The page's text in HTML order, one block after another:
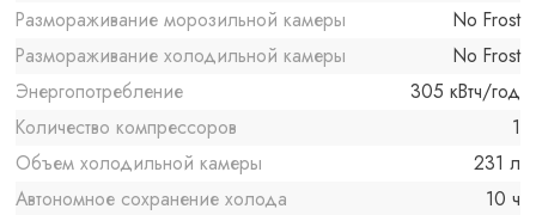
Размораживание морозильной камеры
No Frost
Размораживание холодильной камеры
No Frost
Энергопотребление
305 кВтч/год
Количество компрессоров
1
Объем холодильной камеры
231 л
Автономное сохранение холода
10 ч